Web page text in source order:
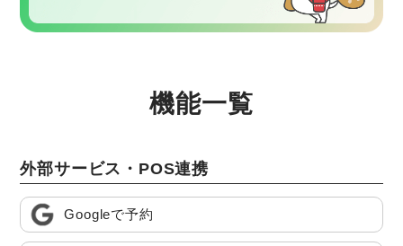
機能一覧
外部サービス・POS連携
Googleで予約